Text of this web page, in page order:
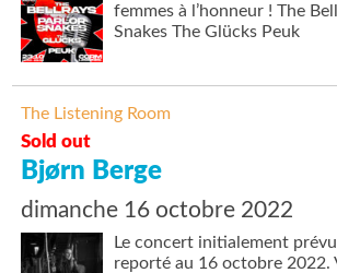
femmes à l’honneur ! The
Snakes The Glücks Peuk
The Listening Room
Sold out
Bjørn Berge
dimanche 16 octobre 2022
Le concert initialement
reporté au 16 octobre 2022.